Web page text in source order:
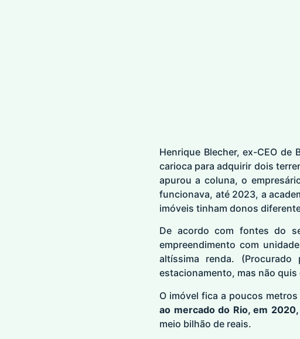
Henrique Blecher, ex-CEO
carioca para adquirir dois
apurou a coluna, o
funcionava, até 2023, a
imóveis tinham donos
De acordo com fontes do
empreendimento com
altíssima renda.
estacionamento, mas não
O imóvel fica a poucos
ao mercado do Rio, em
meio bilhão de reais.